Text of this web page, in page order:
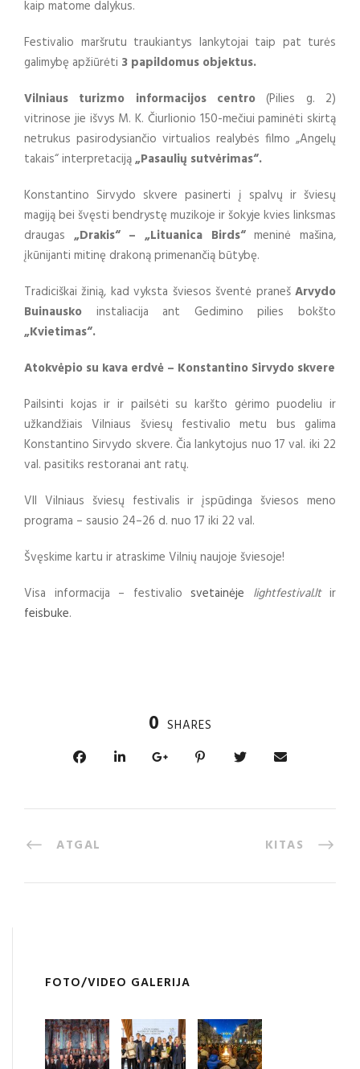
kaip matome dalykus.
Festivalio maršrutu traukiantys lankytojai taip pat turės
galimybę apžiūrėti 3 papildomus objektus.
Vilniaus turizmo informacijos centro (Pilies g. 2)
vitrinose jie išvys M. K. Čiurlionio 150-mečiui paminėti skirtą
netrukus pasirodysiančio virtualios realybės filmo „Angelų
takais“ interpretaciją„Pasaulių sutvėrimas“.
Konstantino Sirvydo skvere pasinerti į spalvų ir šviesų
magiją bei švęsti bendrystę muzikoje ir šokyje kvies linksmas
draugas „Drakis“ – „Lituanica Birds“meninė mašina,
įkūnijanti mitinę drakoną primenančią būtybę.
Tradiciškai žinią, kad vyksta šviesos šventė praneš Arvydo
Buinausko instaliacija ant Gedimino pilies bokšto
„Kvietimas“.
Atokvėpio su kava erdvė – Konstantino Sirvydo skvere
Pailsinti kojas ir ir pailsėti su karšto gėrimo puodeliu ir
užkandžiais Vilniaus šviesų festivalio metu bus galima
Konstantino Sirvydo skvere. Čia lankytojus nuo 17 val. iki 22
val. pasitiks restoranai ant ratų.
VII Vilniaus šviesų festivalis ir įspūdinga šviesos meno
programa – sausio 24–26 d. nuo 17 iki 22 val.
Švęskime kartu ir atraskime Vilnių naujoje šviesoje!
Visa informacija – festivalio svetainėje lightfestival.lt ir
feisbuke.
0 SHARES
ATGAL KITAS
FOTO/VIDEO GALERIJA